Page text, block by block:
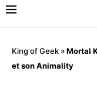
King of Geek »Mortal
et son Animality